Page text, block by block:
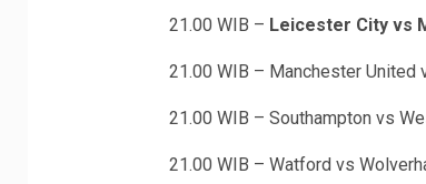
21.00 WIB – Leicester City vs
21.00 WIB – Manchester United
21.00 WIB – Southampton vs
21.00 WIB – Watford vs